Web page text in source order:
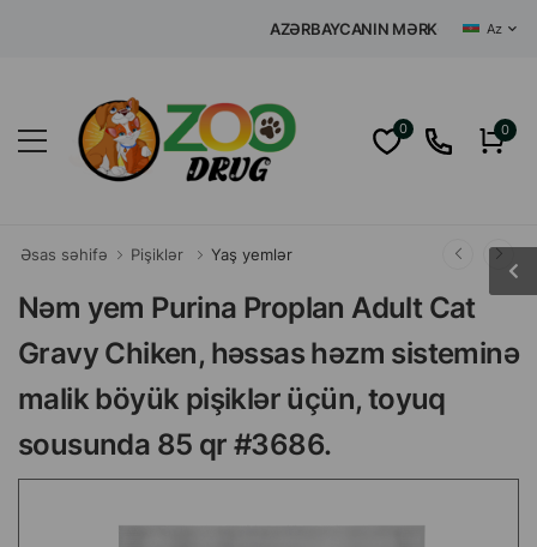
AZƏRBAYCANIN MƏRKƏZI İNTERNET
Az
0 0
Əsas səhifə Pişiklər Yaş yemlər
Nəm yem Purina Proplan Adult Cat
Gravy Chiken, həssas həzm sisteminə
malik böyük pişiklər üçün, toyuq
sousunda 85 qr #3686.